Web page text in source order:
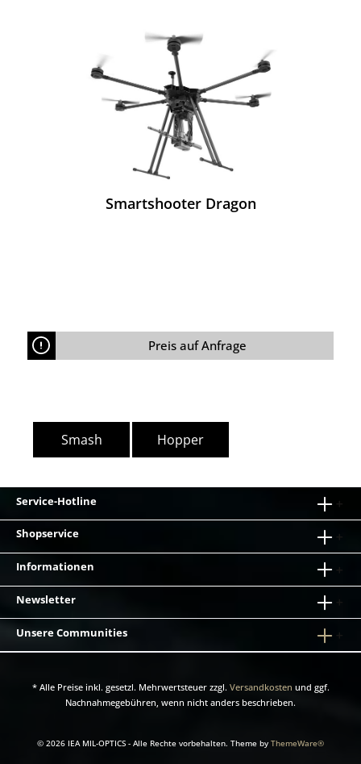
Smartshooter Dragon
Preis auf Anfrage
Smash Hopper
Service-Hotline
Shopservice
Informationen
Newsletter
Unsere Communities
* Alle Preise inkl. gesetzl. Mehrwertsteuer zzgl. Versandkosten und ggf.
Nachnahmegebühren, wenn nicht anders beschrieben.
© 2026 IEA MIL-OPTICS - Alle Rechte vorbehalten. Theme by ThemeWare®